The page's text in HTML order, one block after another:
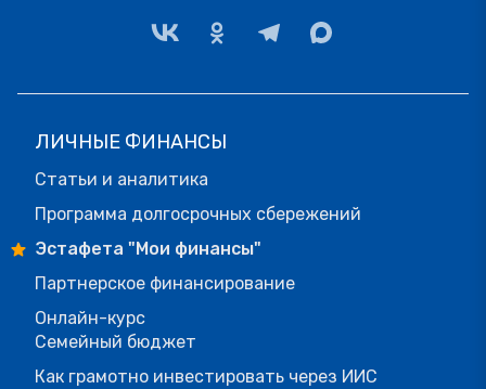
ЛИЧНЫЕ ФИНАНСЫ
Статьи и аналитика
Программа долгосрочных сбережений
Эстафета "Мои финансы"
Партнерское финансирование
Онлайн-курс
Семейный бюджет
Как грамотно инвестировать через ИИС